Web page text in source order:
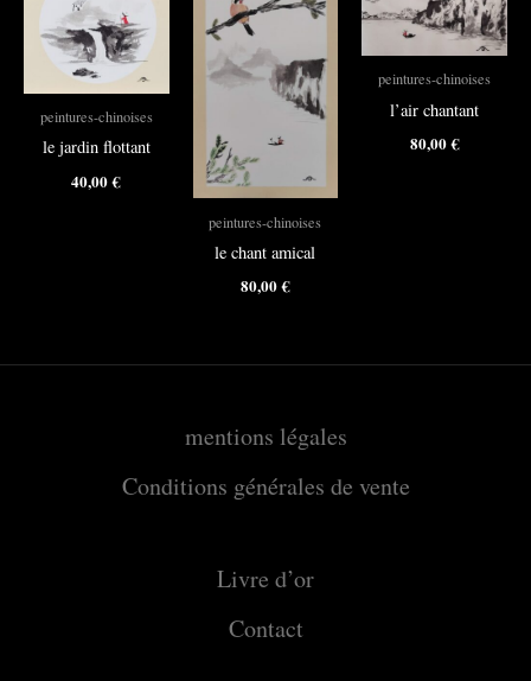
peintures-chinoises
le jardin flottant
40,00€
peintures-chinoises
le chant amical
80,00€
peintures-chinoises
l’air chantant
80,00€
mentions légales
Conditions générales de vente
Livre d’or
Contact